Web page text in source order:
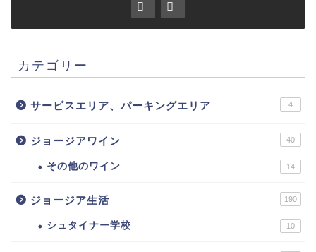
カテゴリー
サービスエリア、パーキングエリア 4
ジョージアワイン 40
その他のワイン 14
ジョージア生活 190
シュタイナー学校 10